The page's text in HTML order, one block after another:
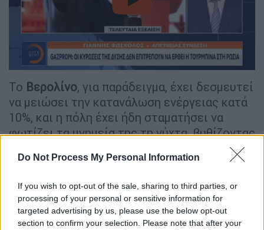
Do Not Process My Personal Information
If you wish to opt-out of the sale, sharing to third parties, or
processing of your personal or sensitive information for
targeted advertising by us, please use the below opt-out
section to confirm your selection. Please note that after your
video
Το Βερολίνο, για παράδειγμα, έχει δεσμευτεί
να μειώσει την κατανάλωση ενέργειας κατά
10%, και η πόλη έχει ήδη σταματήσει να
φωτίζει τα μνημεία της τη νύχτα, βυθίζοντας
Βρανδεμβούργου και η Στήλητης Νίκης στο
Ιταλία και Ελλάδα - «Ισπανικό
μοντέλο» στα κλιματιστικά